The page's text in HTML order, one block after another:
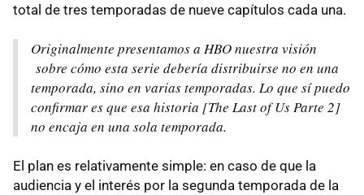
total de tres temporadas de nueve capítulos cada una.
Originalmente presentamos a HBO nuestra visión
sobre cómo esta serie debería distribuirse no en una
temporada, sino en varias temporadas. Lo que sí puedo
confirmar es que esa historia [The Last of Us Parte 2]
no encaja en una sola temporada.
El plan es relativamente simple: en caso de que la
audiencia y el interés por la segunda temporada de la